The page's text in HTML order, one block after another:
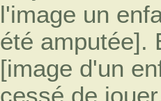
l'image un
été amputée].
[image d'un
cessé de